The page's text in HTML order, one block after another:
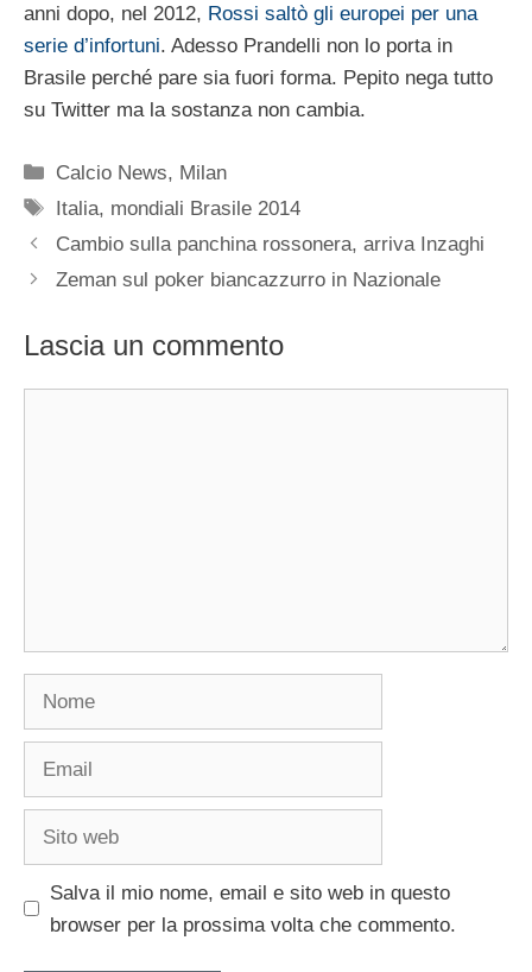
anni dopo, nel 2012, Rossi saltò gli europei per una
serie d’infortuni. Adesso Prandelli non lo porta in
Brasile perché pare sia fuori forma. Pepito nega tutto
su Twitter ma la sostanza non cambia.
Categorie
Calcio News, Milan
Tag
Italia, mondiali Brasile 2014
Cambio sulla panchina rossonera, arriva Inzaghi
Zeman sul poker biancazzurro in Nazionale
Lascia un commento
Salva il mio nome, email e sito web in questo
browser per la prossima volta che commento.